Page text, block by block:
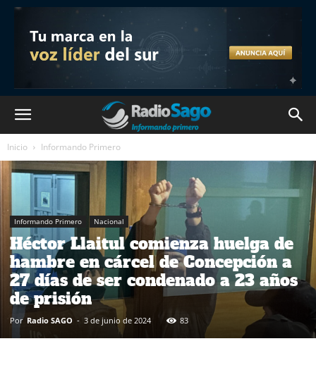
Inicio Informando Primero
Informando Primero Nacional
Héctor Llaitul comienza huelga de
hambre en cárcel de Concepción a
27 días de ser condenado a 23 años
de prisión
Por Radio SAGO - 3 de junio de 2024 83